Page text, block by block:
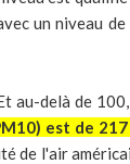
un niveau de
au-delà de
est de
de l'air